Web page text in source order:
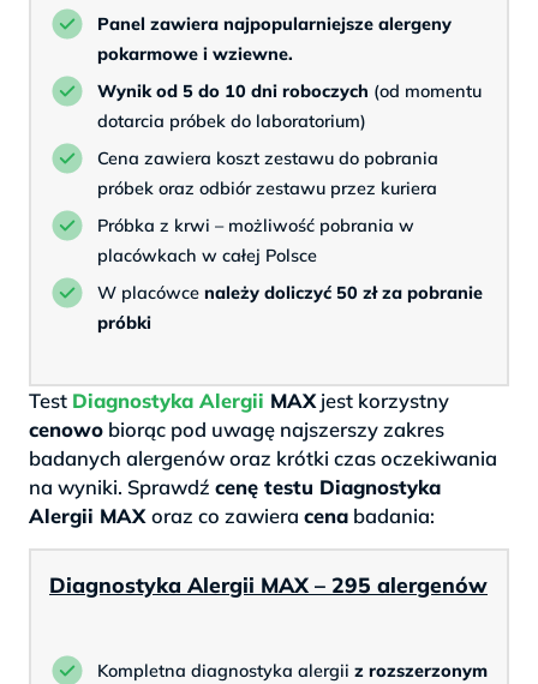
Panel zawiera najpopularniejsze alergeny
pokarmowe i wziewne.
Wynik od 5 do 10 dni roboczych (od momentu
dotarcia próbek do laboratorium)
Cena zawiera koszt zestawu do pobrania
próbek oraz odbiór zestawu przez kuriera
Próbka z krwi – możliwość pobrania w
placówkach w całej Polsce
W placówce należy doliczyć 50 zł za pobranie
próbki
Test Diagnostyka Alergii MAXjest korzystny
cenowo biorąc pod uwagę najszerszy zakres
badanych alergenów oraz krótki czas oczekiwania
na wyniki. Sprawdź cenę testu Diagnostyka
Alergii MAXoraz co zawiera cena badania:
Diagnostyka Alergii MAX – 295 alergenów
Kompletna diagnostyka alergii z rozszerzonym